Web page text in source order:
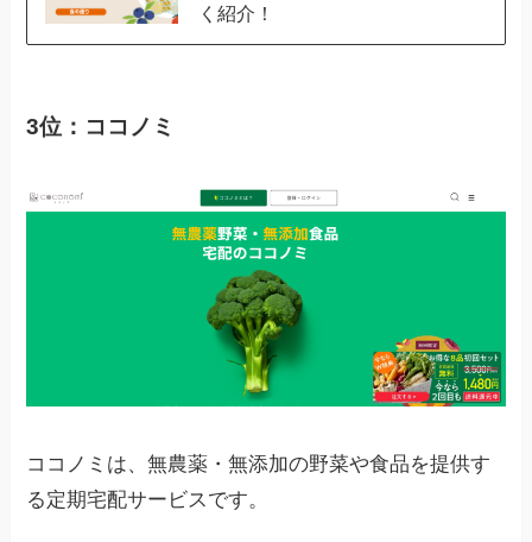
く紹介！
3位：ココノミ
ココノミは、無農薬・無添加の野菜や食品を提供す
る定期宅配サービスです。